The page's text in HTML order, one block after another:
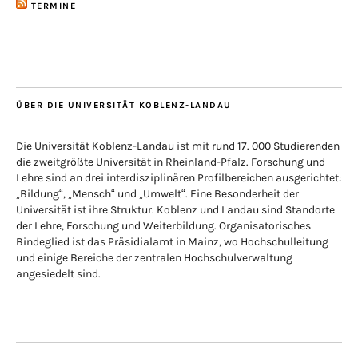
TERMINE
ÜBER DIE UNIVERSITÄT KOBLENZ-LANDAU
Die Universität Koblenz-Landau ist mit rund 17. 000 Studierenden
die zweitgrößte Universität in Rheinland-Pfalz. Forschung und
Lehre sind an drei interdisziplinären Profilbereichen ausgerichtet:
„Bildung“, „Mensch“ und „Umwelt“. Eine Besonderheit der
Universität ist ihre Struktur. Koblenz und Landau sind Standorte
der Lehre, Forschung und Weiterbildung. Organisatorisches
Bindeglied ist das Präsidialamt in Mainz, wo Hochschulleitung
und einige Bereiche der zentralen Hochschulverwaltung
angesiedelt sind.